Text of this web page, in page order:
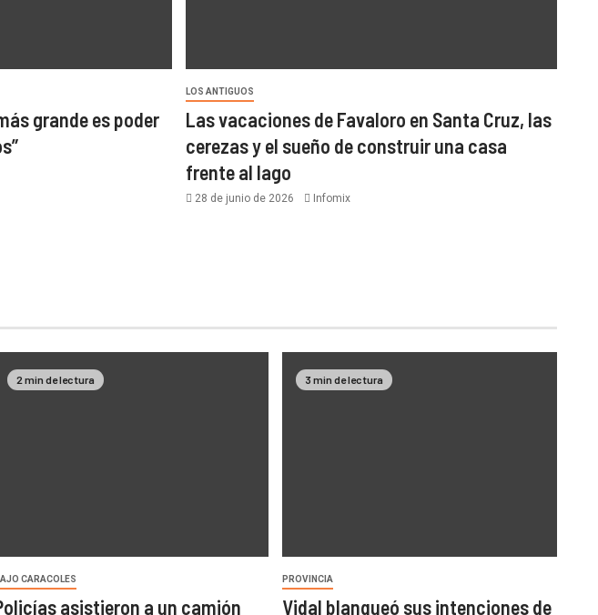
grande es poder
LOS ANTIGUOS
Las vacaciones de Favaloro en Santa Cruz, las
cerezas y el sueño de construir una casa
frente al lago
28 de junio de 2026 Infomix
2 min de lectura
CARACOLES
asistieron a un camión
3 min de lectura
PROVINCIA
Vidal blanqueó sus intenciones de